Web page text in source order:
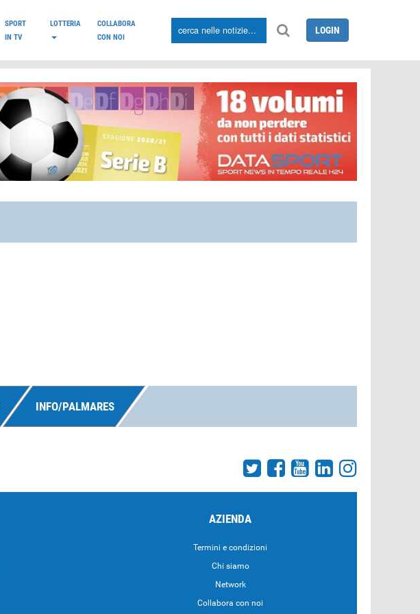
SPORT
IN TV
LOTTERIA
COLLABORA
CON NOI
LOGIN
INFO/PALMARES
AZIENDA
Termini e condizioni
Chi siamo
Network
Collabora con noi